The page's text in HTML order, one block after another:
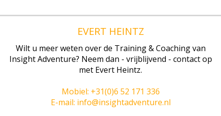
EVERT HEINTZ
Wilt u meer weten over de Training & Coaching van
Insight Adventure? Neem dan - vrijblijvend - contact op
met Evert Heintz.
Mobiel: +31(0)6 52 171 336
E-mail: info@insightadventure.nl